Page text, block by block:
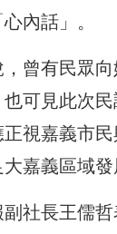
內話」。
曾有民眾
可見此次
視嘉義市
嘉義區域發
副社長王儒